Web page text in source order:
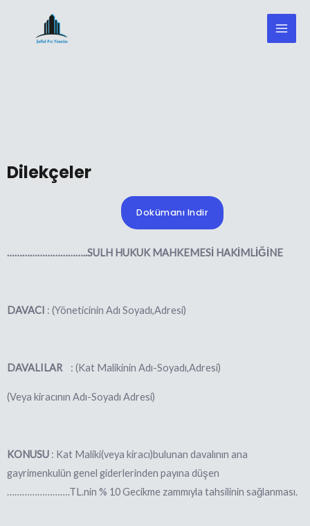
Dilekçeler
Dokümanı Indir
…………………………..SULH HUKUK MAHKEMESİ HAKİMLİĞİNE
DAVACI : (Yöneticinin Adı Soyadı,Adresi)
DAVALILAR : (Kat Malikinin Adı-Soyadı,Adresi)
(Veya kiracının Adı-Soyadı Adresi)
KONUSU : Kat Maliki(veya kiracı)bulunan davalının ana
gayrimenkulün genel giderlerinden payına düşen
…………………….TL.nin % 10 Gecikme zammıyla tahsilinin sağlanması.